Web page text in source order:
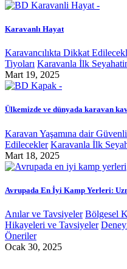
Karavanlı Hayat
Karavancılıkta Dikkat
Tiyoları Karavanla İlk
Mart 19, 2025
Ülkemizde ve dünyada karavan
Karavan Yaşamına dair
Edilecekler Karavanla İlk
Mart 18, 2025
Avrupada En İyi Kamp Yerleri:
Anılar ve Tavsiyeler Bölgesel
Hikayeleri ve Tavsiyeler
Öneriler
Ocak 30, 2025